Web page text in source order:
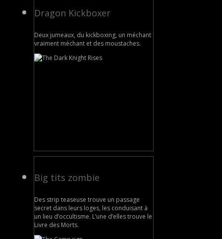
Dragon Kickboxer
Deux jumeaux, du kickboxing, un méchant
vraiment méchant et des moustaches.
Big tits zombie
Des strip teaseuse trouve un passage
secret dans leurs loges, les conduisant à
un lieu d’occultisme. L’une d’elles trouve le
Livre des Morts.